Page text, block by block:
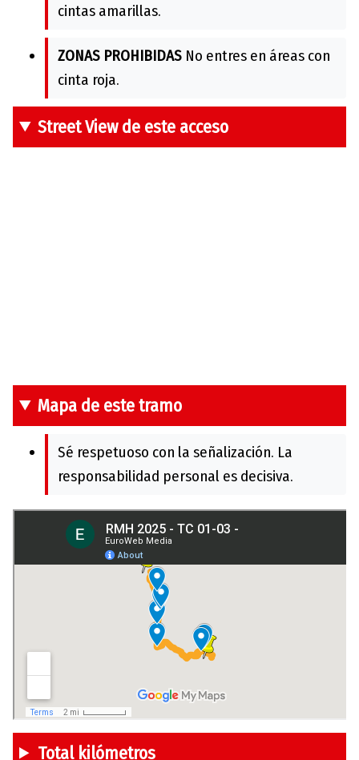
cintas amarillas.
ZONAS PROHIBIDAS No entres en áreas con
cinta roja.
Street View de este acceso
Mapa de este tramo
Sé respetuoso con la señalización. La
responsabilidad personal es decisiva.
Total kilómetros